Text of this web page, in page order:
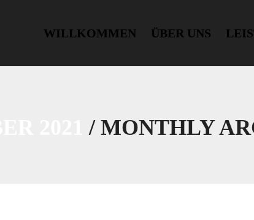
WILLKOMMEN ÜBER UNS
/ MONTHLY